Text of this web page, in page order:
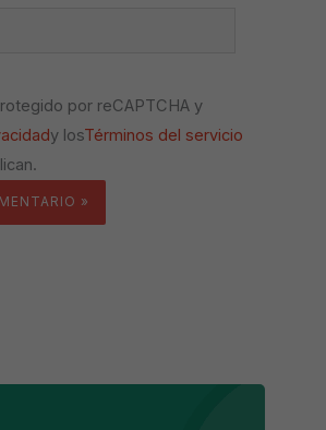
por reCAPTCHA y
y losTérminos del servicio